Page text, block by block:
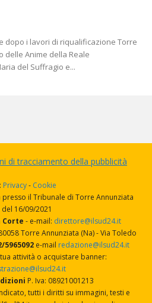
dopo i lavori di riqualificazione Torre
delle Anime della Reale
del Suffragio e...
di tracciamento della pubblicità
Privacy- Cookie
il Tribunale di Torre Annunziata
del 16/09/2021
Corte - e-mail: direttore@ilsud24.it
Torre Annunziata (Na) - Via Toledo
5965092 e-mail redazione@ilsud24.it
attività o acquistare banner:
P. Iva: 08921001213
tutti i diritti su immagini, testi e